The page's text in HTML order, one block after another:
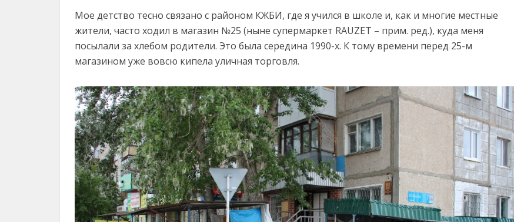
Мое детство тесно связано с районом КЖБИ, где я учился в школе и, как и многие местные
жители, часто ходил в магазин №25 (ныне супермаркет RAUZET – прим. ред.), куда меня
посылали за хлебом родители. Это была середина 1990-х. К тому времени перед 25-м
магазином уже вовсю кипела уличная торговля.